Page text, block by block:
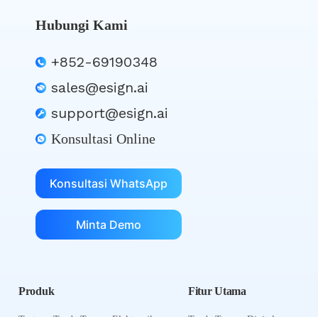
Hubungi Kami
+852-69190348
sales@esign.ai
support@esign.ai
Konsultasi Online
Konsultasi WhatsApp
Minta Demo
Produk Fitur Utama